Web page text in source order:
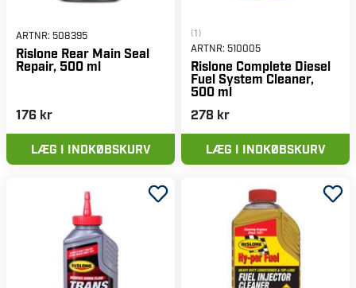
ARTNR: 508395
Rislone Rear Main Seal
Repair, 500 ml
176 kr
LÆG I INDKØBSKURV
(1)
ARTNR: 510005
Rislone Complete Diesel
Fuel System Cleaner,
500 ml
278 kr
LÆG I INDKØBSKURV